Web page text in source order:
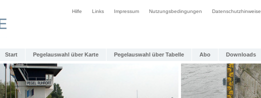
Hilfe Links Impressum Nutzungsbedingungen Datenschutzhinweise
Start Pegelauswahl über Karte Pegelauswahl über Tabelle Abo Downloads